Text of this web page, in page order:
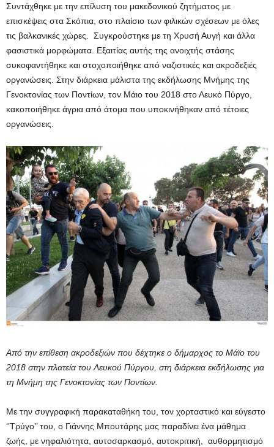
Συντάχθηκε με την επίλυση του μακεδονικού ζητήματος με
επισκέψεις στα Σκόπια, στο πλαίσιο των φιλικών σχέσεων με όλες
τις βαλκανικές χώρες. Συγκρούστηκε με τη Χρυσή Αυγή και άλλα
φασιστικά μορφώματα. Εξαιτίας αυτής της ανοιχτής στάσης
συκοφαντήθηκε και στοχοποιήθηκε από ναζιστικές και ακροδεξιές
οργανώσεις. Στην διάρκεια μάλιστα της εκδήλωσης Μνήμης της
Γενοκτονίας των Ποντίων, τον Μάιο του 2018 στο Λευκό Πύργο,
κακοποιήθηκε άγρια από άτομα που υποκινήθηκαν από τέτοιες
οργανώσεις.
Από την επίθεση ακροδεξιών που δέχτηκε ο δήμαρχος το Μάϊο του
2018 στην πλατεία του Λευκού Πύργου, στη διάρκεια εκδήλωσης για
τη Μνήμη της Γενοκτονίας των Ποντίων.
Με την συγγραφική παρακαταθήκη του, τον χορταστικό και εύγεστο
‘’Τρύγο’’ του, ο Γιάννης Μπουτάρης μας παραδίνει ένα μάθημα
ζωής, με νηφαλιότητα, αυτοσαρκασμό, αυτοκριτική, αυθορμητισμό